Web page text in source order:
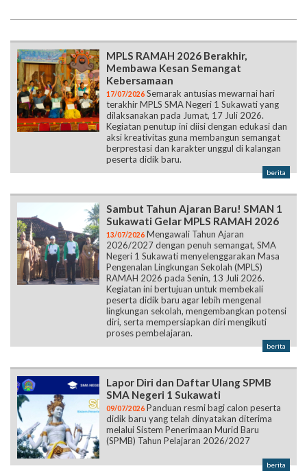
MPLS RAMAH 2026 Berakhir,
Membawa Kesan Semangat
Kebersamaan
17/07/2026 Semarak antusias mewarnai hari
terakhir MPLS SMA Negeri 1 Sukawati yang
dilaksanakan pada Jumat, 17 Juli 2026.
Kegiatan penutup ini diisi dengan edukasi dan
aksi kreativitas guna membangun semangat
berprestasi dan karakter unggul di kalangan
peserta didik baru.
berita
Sambut Tahun Ajaran Baru! SMAN 1
Sukawati Gelar MPLS RAMAH 2026
13/07/2026 Mengawali Tahun Ajaran
2026/2027 dengan penuh semangat, SMA
Negeri 1 Sukawati menyelenggarakan Masa
Pengenalan Lingkungan Sekolah (MPLS)
RAMAH 2026 pada Senin, 13 Juli 2026.
Kegiatan ini bertujuan untuk membekali
peserta didik baru agar lebih mengenal
lingkungan sekolah, mengembangkan potensi
diri, serta mempersiapkan diri mengikuti
proses pembelajaran.
berita
Lapor Diri dan Daftar Ulang SPMB
SMA Negeri 1 Sukawati
09/07/2026 Panduan resmi bagi calon peserta
didik baru yang telah dinyatakan diterima
melalui Sistem Penerimaan Murid Baru
(SPMB) Tahun Pelajaran 2026/2027
berita